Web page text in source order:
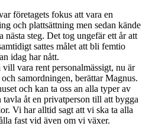
företagets fokus att vara en
och plattsättning men sedan kände
nästa steg. Det tog ungefär ett år att
sattes målet att bli femtio
idag har nått.
vara rent personalmässigt, nu är
samordningen, berättar Magnus.
och kan ta oss an alla typer av
åt en privatperson till att bygga
Vi har alltid sagt att vi ska ta alla
fast vid även om vi växer.